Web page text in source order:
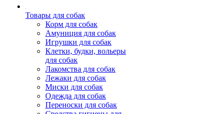
Товары для собак
Корм для собак
Амуниция для собак
Игрушки для собак
Клетки, будки, вольеры
для собак
Лакомства для собак
Лежаки для собак
Миски для собак
Одежда для собак
Переноски для собак